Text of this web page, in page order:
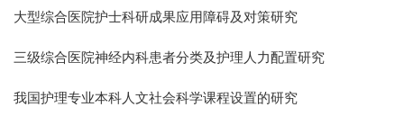
大型综合医院护士科研成果应用障碍及对策研究
三级综合医院神经内科患者分类及护理人力配置研究
我国护理专业本科人文社会科学课程设置的研究